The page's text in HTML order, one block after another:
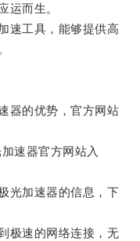
而生。
工具，能够提供高
的优势，官方网站
速器官方网站入
加速器的信息，下
速的网络连接，无